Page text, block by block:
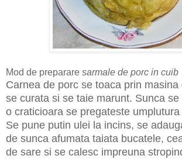
Mod de preparare sarmale de porc in cuib
Carnea de porc se toaca prin
se curata si se taie marunt. Sunca se
o craticioara se pregateste
Se pune putin ulei la incins, se
de sunca afumata taiata bucatele,
de sare si se calesc impreuna